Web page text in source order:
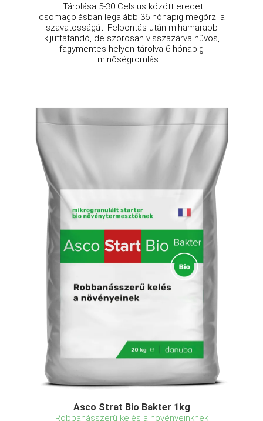
Tárolása 5-30 Celsius között eredeti
csomagolásban legalább 36 hónapig megőrzi a
szavatosságát. Felbontás után mihamarabb
kijuttatandó, de szorosan visszazárva hűvös,
fagymentes helyen tárolva 6 hónapig
minőségromlás ...
Asco Strat Bio Bakter 1kg
Robbanásszerű kelés a növényeinknek